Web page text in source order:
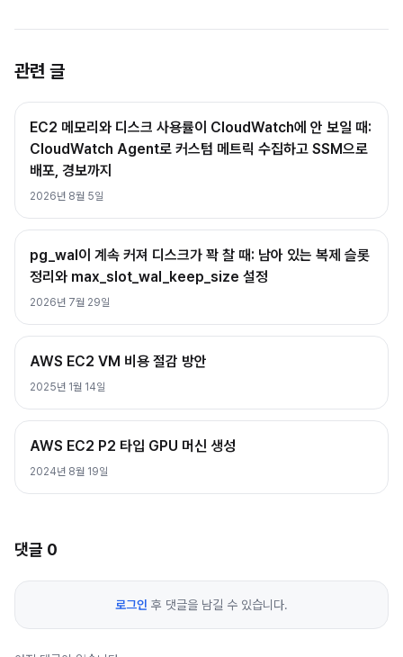
관련 글
EC2 메모리와 디스크 사용률이 CloudWatch에 안 보일 때:
CloudWatch Agent로 커스텀 메트릭 수집하고 SSM으로
배포, 경보까지
2026년 8월 5일
pg_wal이 계속 커져 디스크가 꽉 찰 때: 남아 있는 복제 슬롯
정리와 max_slot_wal_keep_size 설정
2026년 7월 29일
AWS EC2 VM 비용 절감 방안
2025년 1월 14일
AWS EC2 P2 타입 GPU 머신 생성
2024년 8월 19일
댓글 0
로그인 후 댓글을 남길 수 있습니다.